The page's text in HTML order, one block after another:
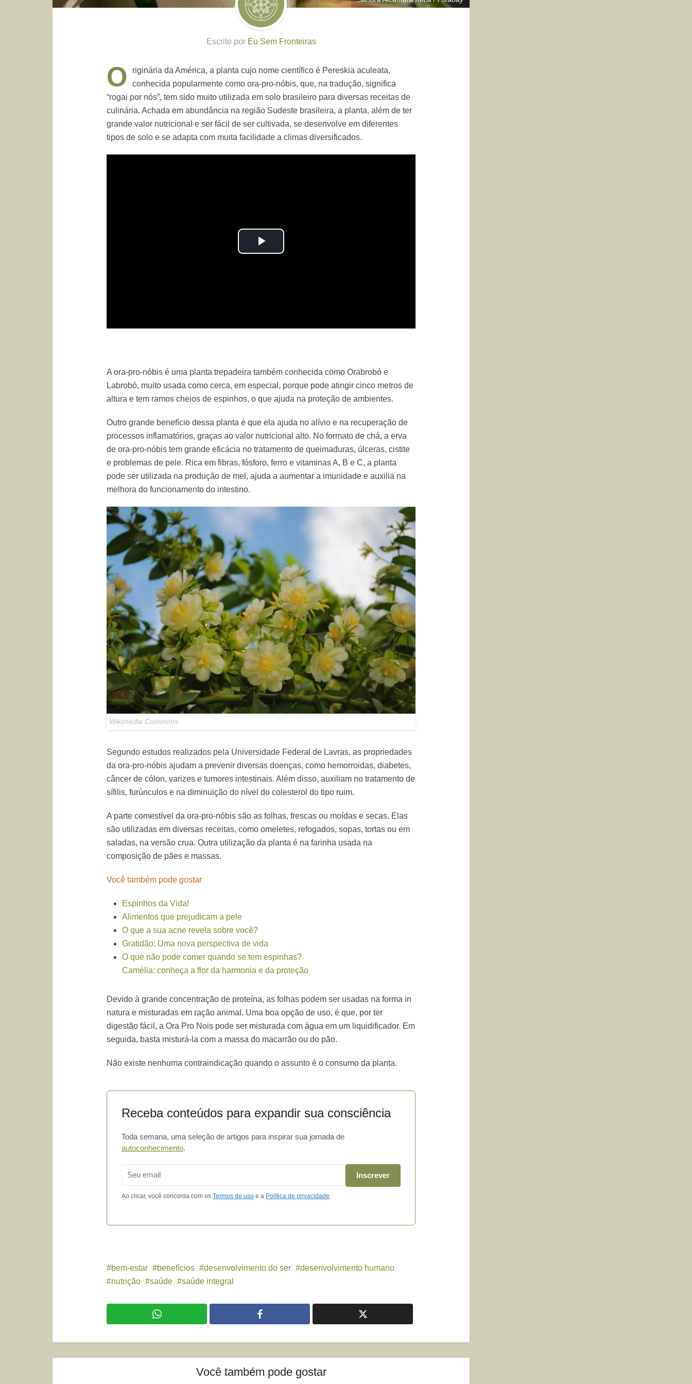
Escrito por Eu Sem Fronteiras
O
riginária da América, a planta cujo nome científico é Pereskia aculeata,
conhecida popularmente como ora-pro-nóbis, que, na tradução, significa
“rogai por nós”, tem sido muito utilizada em solo brasileiro para diversas receitas de
culinária. Achada em abundância na região Sudeste brasileira, a planta, além de ter
grande valor nutricional e ser fácil de ser cultivada, se desenvolve em diferentes
tipos de solo e se adapta com muita facilidade a climas diversificados.
Play
A ora-pro-nóbis é uma planta trepadeira também conhecida como Orabrobó e
Labrobó, muito usada como cerca, em especial, porque pode atingir cinco metros de
altura e tem ramos cheios de espinhos, o que ajuda na proteção de ambientes.
Outro grande benefício dessa planta é que ela ajuda no alívio e na recuperação de
processos inflamatórios, graças ao valor nutricional alto. No formato de chá, a erva
de ora-pro-nóbis tem grande eficácia no tratamento de queimaduras, úlceras, cistite
e problemas de pele. Rica em fibras, fósforo, ferro e vitaminas A, B e C, a planta
pode ser utilizada na produção de mel, ajuda a aumentar a imunidade e auxilia na
melhora do funcionamento do intestino.
Wikimedia Commons
Segundo estudos realizados pela Universidade Federal de Lavras, as propriedades
da ora-pro-nóbis ajudam a prevenir diversas doenças, como hemorroidas, diabetes,
câncer de cólon, varizes e tumores intestinais. Além disso, auxiliam no tratamento de
sífilis, furúnculos e na diminuição do nível do colesterol do tipo ruim.
A parte comestível da ora-pro-nóbis são as folhas, frescas ou moídas e secas. Elas
são utilizadas em diversas receitas, como omeletes, refogados, sopas, tortas ou em
saladas, na versão crua. Outra utilização da planta é na farinha usada na
composição de pães e massas.
Você também pode gostar
Espinhos da Vida!
Alimentos que prejudicam a pele
O que a sua acne revela sobre você?
Gratidão: Uma nova perspectiva de vida
O que não pode comer quando se tem espinhas?
Camélia: conheça a flor da harmonia e da proteção
Devido à grande concentração de proteína, as folhas podem ser usadas na forma in
natura e misturadas em ração animal. Uma boa opção de uso, é que, por ter
digestão fácil, a Ora Pro Nois pode ser misturada com água em um liquidificador. Em
seguida, basta misturá-la com a massa do macarrão ou do pão.
Não existe nenhuma contraindicação quando o assunto é o consumo da planta.
Receba conteúdos para expandir sua consciência
Toda semana, uma seleção de artigos para inspirar sua jornada de
autoconhecimento.
Email
Inscrever
Ao clicar, você concorda com os Termos de uso e a Política de privacidade
bem-estar benefícios desenvolvimento do ser
desenvolvimento humano
nutrição
saúde saúde integral
Você também pode gostar